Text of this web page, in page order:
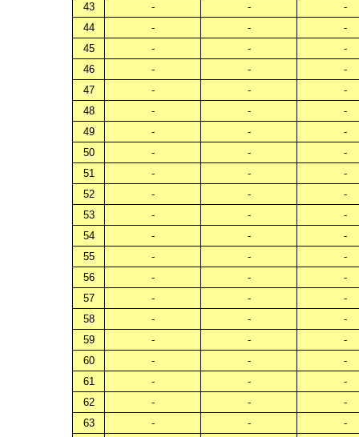
43
- -
-
44
- -
-
45
- -
-
46
- -
-
47
- -
-
48
- -
-
49
- -
-
50
- -
-
51
- -
-
52
- -
-
53
- -
-
54
- -
-
55
- -
-
56
- -
-
57
- -
-
58
- -
-
59
- -
-
60
- -
-
61
- -
-
62
- -
-
63
- -
-